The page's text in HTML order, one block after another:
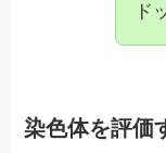
ド
染色体を評価